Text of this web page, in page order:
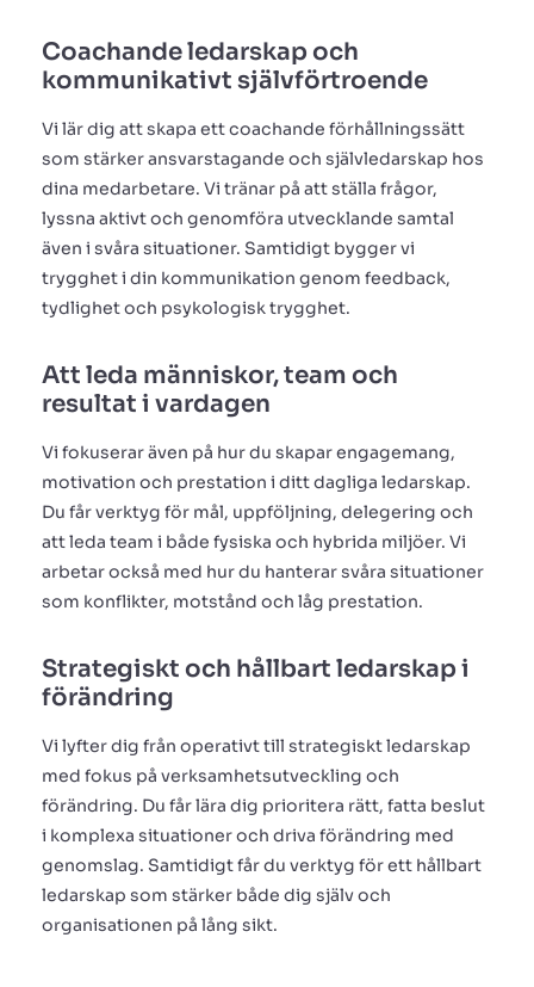
Coachande ledarskap och
kommunikativt självförtroende
Vi lär dig att skapa ett coachande förhållningssätt
som stärker ansvarstagande och självledarskap hos
dina medarbetare. Vi tränar på att ställa frågor,
lyssna aktivt och genomföra utvecklande samtal
även i svåra situationer. Samtidigt bygger vi
trygghet i din kommunikation genom feedback,
tydlighet och psykologisk trygghet.
Att leda människor, team och
resultat i vardagen
Vi fokuserar även på hur du skapar engagemang,
motivation och prestation i ditt dagliga ledarskap.
Du får verktyg för mål, uppföljning, delegering och
att leda team i både fysiska och hybrida miljöer. Vi
arbetar också med hur du hanterar svåra situationer
som konflikter, motstånd och låg prestation.
Strategiskt och hållbart ledarskap i
förändring
Vi lyfter dig från operativt till strategiskt ledarskap
med fokus på verksamhetsutveckling och
förändring. Du får lära dig prioritera rätt, fatta beslut
i komplexa situationer och driva förändring med
genomslag. Samtidigt får du verktyg för ett hållbart
ledarskap som stärker både dig själv och
organisationen på lång sikt.